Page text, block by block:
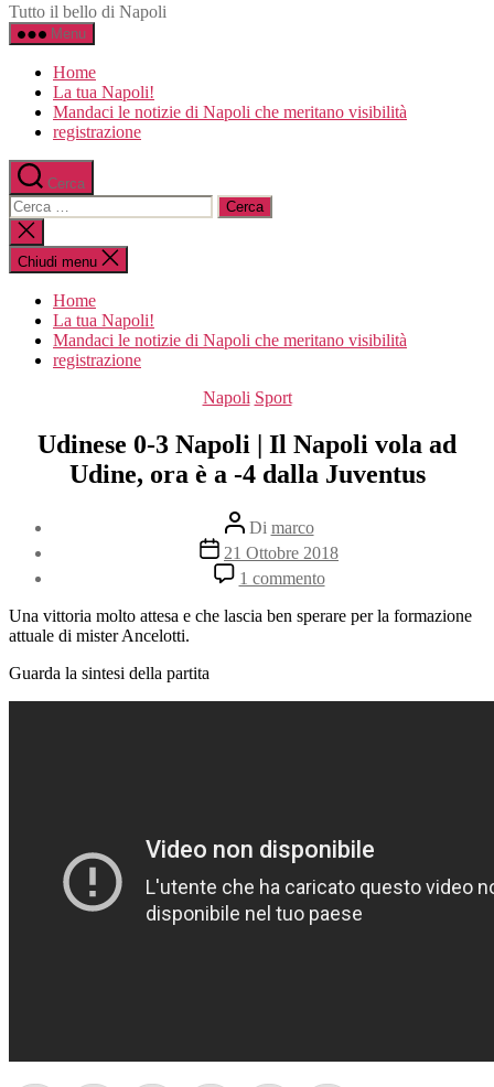
Napoli.in
Tutto il bello di Napoli
Menu
Home
La tua Napoli!
Mandaci le notizie di Napoli che meritano visibilità
registrazione
Cerca
Cerca:
Chiudi
la
ricerca
Chiudi menu
Home
La tua Napoli!
Mandaci le notizie di Napoli che meritano visibilità
registrazione
Categorie
Napoli Sport
Udinese 0-3 Napoli | Il Napoli vola ad
Udine, ora è a -4 dalla Juventus
Autore
articolo
Di marco
Data
dell'articolo
21 Ottobre 2018
1 commento
Udinese
0-
-4
Juventus
Una vittoria molto attesa e che lascia ben sperare per la formazione
attuale di mister Ancelotti.
Guarda la sintesi della partita